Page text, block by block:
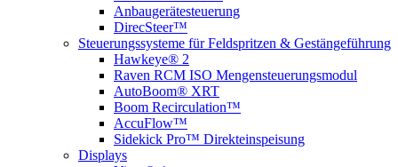
Anbaugerätesteuerung
DirecSteer™
Steuerungssysteme für Feldspritzen & Gestängeführung
Hawkeye® 2
Raven RCM ISO Mengensteuerungsmodul
AutoBoom® XRT
Boom Recirculation™
AccuFlow™
Sidekick Pro™ Direkteinspeisung
Displays